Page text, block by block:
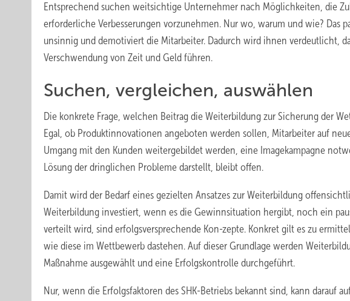
Entsprechend suchen weitsichtige Unternehmer nach Möglichkeiten, die
erforderliche Verbesserungen vorzunehmen. Nur wo, warum und wie? Das
unsinnig und demotiviert die Mitarbeiter. Dadurch wird ihnen verdeutlicht,
Verschwendung von Zeit und Geld führen.
Suchen, vergleichen, auswählen
Die konkrete Frage, welchen Beitrag die Weiterbildung zur Sicherung der
Egal, ob Produktinnovationen angeboten werden sollen, Mitarbeiter auf
Umgang mit den Kunden weitergebildet werden, eine Imagekampagne
Lösung der dringlichen Probleme darstellt, bleibt offen.
Damit wird der Bedarf eines gezielten Ansatzes zur Weiterbildung
Weiterbildung investiert, wenn es die Gewinnsituation hergibt, noch ein
verteilt wird, sind erfolgsversprechende Kon-zepte. Konkret gilt es zu
wie diese im Wettbewerb dastehen. Auf dieser Grundlage werden
Maßnahme ausgewählt und eine Erfolgskontrolle durchgeführt.
Nur, wenn die Erfolgsfaktoren des SHK-Betriebs bekannt sind, kann darauf